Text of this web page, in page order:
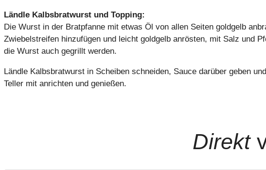
Ländle Kalbsbratwurst und Topping:
Die Wurst in der Bratpfanne mit etwas Öl von allen Seiten goldgelb
Zwiebelstreifen hinzufügen und leicht goldgelb anrösten, mit Salz und
die Wurst auch gegrillt werden.
Ländle Kalbsbratwurst in Scheiben schneiden, Sauce darüber geben
Teller mit anrichten und genießen.
Direkt